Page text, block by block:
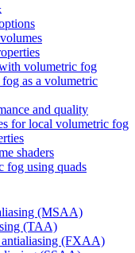
volumetric fog
as a volumetric
and quality
for local volumetric fog
shaders
fog using quads
(MSAA)
(TAA)
antialiasing (FXAA)